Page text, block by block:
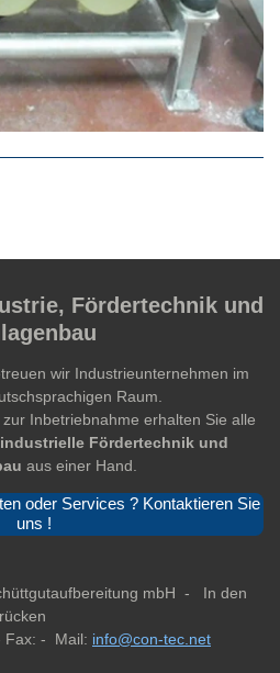
Fördertechnik und
wir Industrieunternehmen im
Raum.
Inbetriebnahme erhalten Sie alle
industrielle Fördertechnik und
aus einer Hand.
oder Services ? Kontaktieren Sie
uns !
mbH - In den
Fax: - Mail: info@con-tec.net